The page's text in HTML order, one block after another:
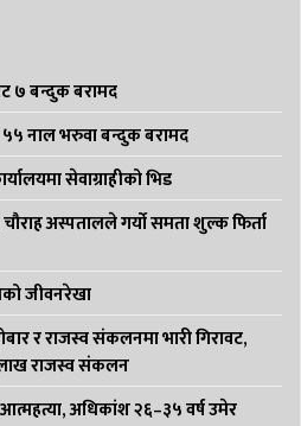
७ बन्दुक बरामद
नाल भरुवा बन्दुक बरामद
सेवाग्राहीको भिड
अस्पतालले गर्यो समता शुल्क फिर्ता
जीवनरेखा
र राजस्व संकलनमा भारी गिरावट,
राजस्व संकलन
अधिकांश २६–३५ वर्ष उमेर